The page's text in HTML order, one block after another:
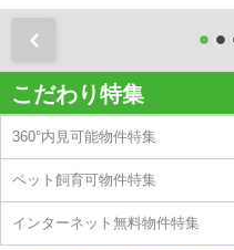
こだわり特集
360°内見可能物件特集
ペット飼育可物件特集
インターネット無料物件特集